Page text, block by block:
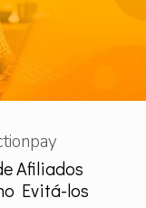
Afiliados
Evitá-los